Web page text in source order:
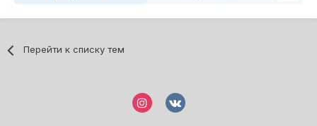
Перейти к списку тем